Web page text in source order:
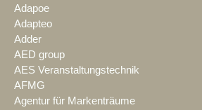
Adapoe
Adapteo
Adder
AED group
AES Veranstaltungstechnik
AFMG
Agentur für Markenträume